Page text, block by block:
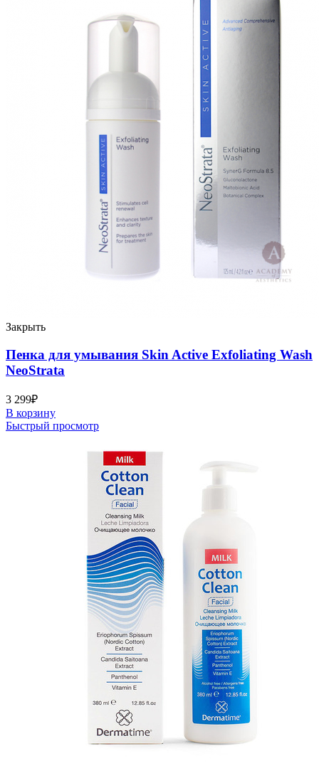
Закрыть
Пенка для умывания Skin Active Exfoliating Wash
NeoStrata
3 299₽
В корзину
Быстрый просмотр